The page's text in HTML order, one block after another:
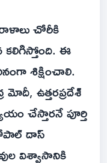
చోరీకి
ఈ
శిక్షించాలి.
ఉత్తరప్రదేశ్‌
చేస్తారనే పూర్తి
గోపాల్‌ దాస్‌
విశ్వాసానికి